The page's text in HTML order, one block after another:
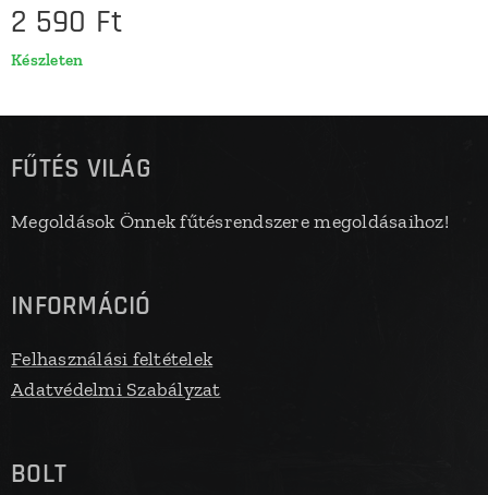
2 590 Ft
Készleten
FŰTÉS VILÁG
Megoldások Önnek fűtésrendszere megoldásaihoz!
INFORMÁCIÓ
Felhasználási feltételek
Adatvédelmi Szabályzat
BOLT